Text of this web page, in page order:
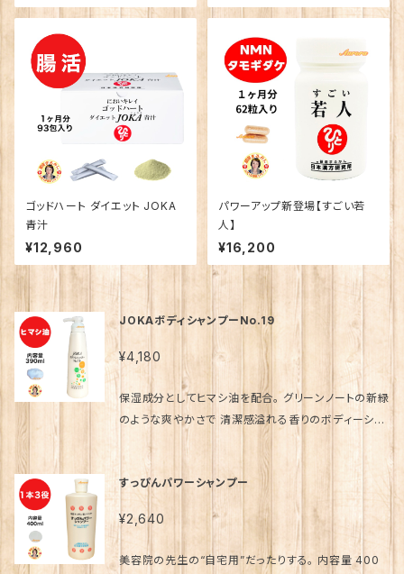
ゴッドハート ダイエット JOKA
青汁
¥12,960
パワーアップ新登場【すごい若
人】
¥16,200
JOKAボディシャンプーNo.19
¥4,180
保湿成分としてヒマシ油を配合。 グリーンノートの新緑
のような爽やかさで 清潔感溢れる香りのボディーシャ
トリデセス硫酸Na、ラウロアンホ酢酸Na、コカミドME
A、海塩、塩化Na、クエン酸、香料、フェノキシエタノー
ル、メチルパラベン、トコフェロール、EDTA-2Na 発売
元 （株）銀座まるかん日本漢方研究所 製造販売元
(株)プロティア 販売事業者名 銀座まるかん専門店オ
すっぴんパワーシャンプー
¥2,640
美容院の先生の“自宅用”だったりする。 内容量 400